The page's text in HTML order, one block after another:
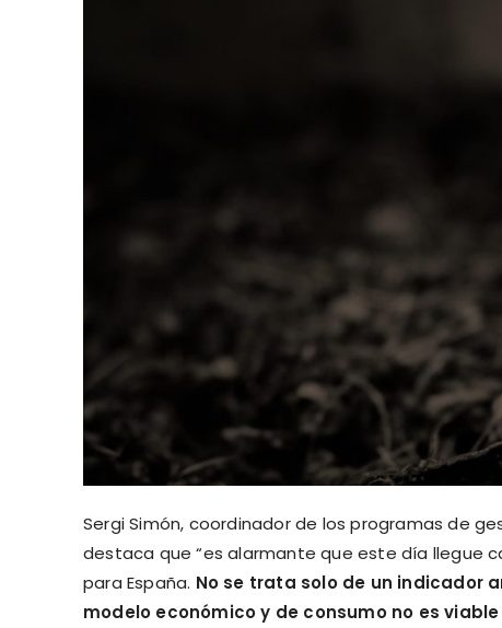
Sergi Simón, coordinador de los programas de
destaca que “es alarmante que este día llegue
para España. No se trata solo de un indicador
modelo económico y de consumo no es